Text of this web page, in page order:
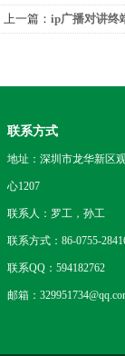
上一篇： ip广播对讲终
联系方式
地址：深圳市龙华新区
心1207
联系人：罗工，孙工
联系方式：86-0755-
联系QQ：594182762
邮箱：